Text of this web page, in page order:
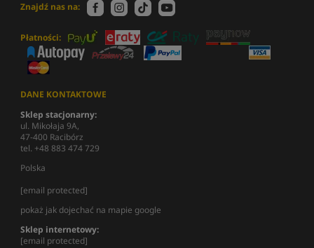
Znajdź nas na:
Płatności:
DANE KONTAKTOWE
Sklep stacjonarny:
ul. Mikołaja 9A,
47-400 Racibórz
tel. +48 883 474 729
Polska
[email protected]
pokaż jak dojechać na mapie google
Sklep internetowy:
[email protected]